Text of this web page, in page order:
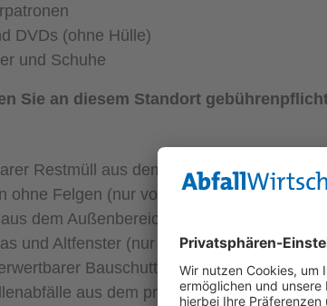
DVDs (ohne Hülle)
und Schuhe
Sie an diesem Standort
Restmüll aus dem privaten und
ohne Felgen (nur von privaten Haushalten)
dem Außenbereich (nur von privaten
und Altfenster (nur von privaten
Bauschutt aus dem privaten und
aus dem privaten und